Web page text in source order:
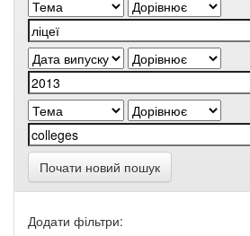
Почати новий пошук
Додати фільтри: